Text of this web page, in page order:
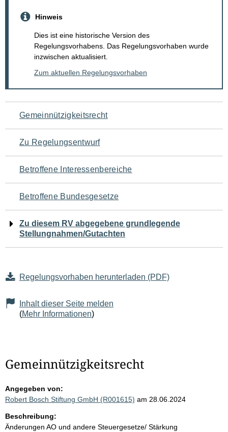
Hinweis
Dies ist eine historische Version des
Regelungsvorhabens. Das Regelungsvorhaben wurde
inzwischen aktualisiert.
Zum aktuellen Regelungsvorhaben
Navigation
für
den
Seiteninhalt
Gemeinnützigkeitsrecht
Zu Regelungsentwurf
Betroffene Interessenbereiche
Betroffene Bundesgesetze
Zu diesem RV abgegebene grundlegende
Stellungnahmen/Gutachten
Regelungsvorhaben herunterladen (PDF)
Inhalt dieser Seite melden
(Mehr Informationen)
Gemeinnützigkeitsrecht
Angegeben von:
Robert Bosch Stiftung GmbH (R001615) am 28.06.2024
Beschreibung:
Änderungen AO und andere Steuergesetze/ Stärkung